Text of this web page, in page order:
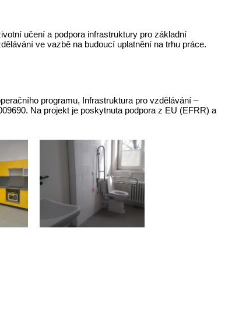
učení a podpora infrastruktury pro základní
ve vazbě na budoucí uplatnění na trhu práce.
programu, Infrastruktura pro vzdělávání –
Na projekt je poskytnuta podpora z EU (EFRR) a